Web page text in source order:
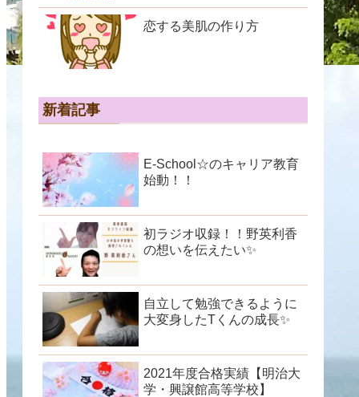
恋する美肌の作り方
新着記事
E-School☆のキャリア教育
始動！！
初ラジオ収録！！野英利香
の想いを伝えたい✨
自立して勉強できるように
大変身したTくんの成長✨
2021年度合格実績【明治大
学・興譲館高等学校】